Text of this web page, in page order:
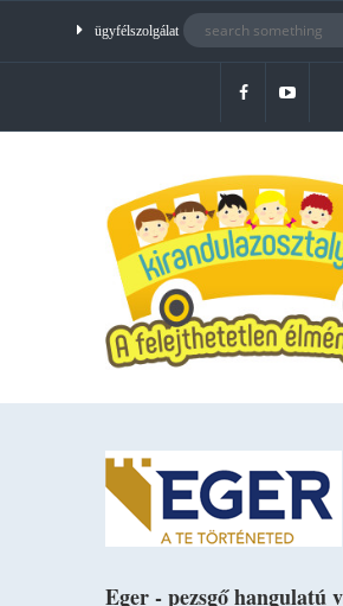
ügyfélszolgálat
Eger - pezsgő hangulatú